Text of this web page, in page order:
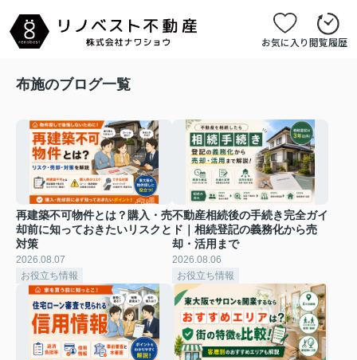
お気に入り閲覧履歴
布施のブログ一覧
再建築不可物件とは？購入・売
却前に知っておきたいリスクと
対策
2026.08.07
お役立ち情報
不動産相続後の手続き完全ガイ
ド｜相続登記の義務化から売
却・活用まで
2026.08.06
お役立ち情報